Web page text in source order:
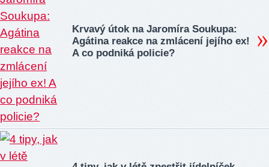
Krvavý útok na Jaromíra Soukupa:
Agátina reakce na zmlácení jejího ex!
A co podniká policie?